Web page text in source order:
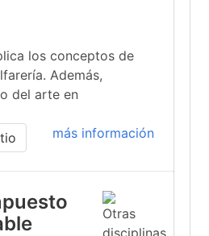
los conceptos de
Además,
del arte en
más información